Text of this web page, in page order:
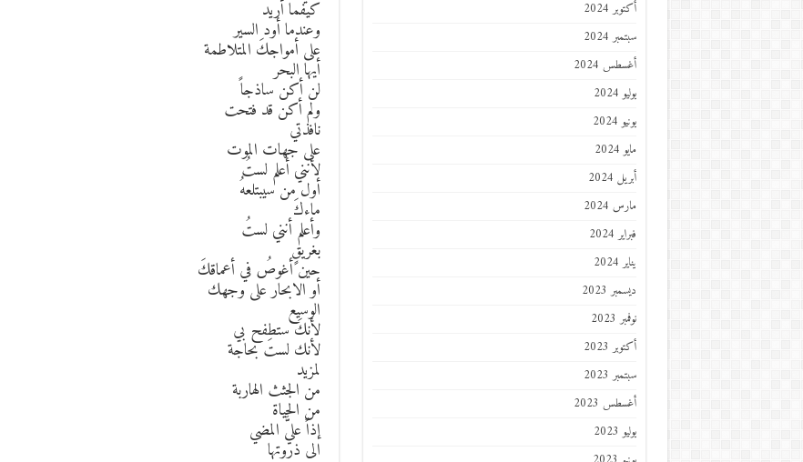
كيفما أريد
وعندما أود السير
على أمواجكَ المتلاطمة
أيها البحر
لن أكن ساذجاً
ولم أكن قد فتحت
نافذتي
على جهات الموت
لأنني أعلم لستُ
أول من سيبتلعهُ
ماءكَ
وأعلم أنني لستُ
بغريقٍ
حين أغوصُ في أعماقكَ
أو الابحار على وجهك
الوسيع
لأنكَ ستطفح بي
لأنك لستَ بحاجة
لمزيد
من الجثث الهاربة
من الحياة
إذاً عليَّ المضي
الى ذروتها
أكتوبر 2024
سبتمبر 2024
أغسطس 2024
يوليو 2024
يونيو 2024
مايو 2024
أبريل 2024
مارس 2024
فبراير 2024
يناير 2024
ديسمبر 2023
نوفمبر 2023
أكتوبر 2023
سبتمبر 2023
أغسطس 2023
يوليو 2023